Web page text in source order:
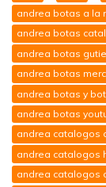
andrea botas a la
andrea botas
andrea botas
andrea botas
andrea botas y
andrea botas
andrea catalogos
andrea catalogos
andrea catalogos